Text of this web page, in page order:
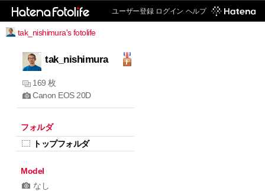
ユーザー登録 ログイン ヘルプ
tak_nishimura's fotolife
tak_nishimura
169 枚
Canon EOS 20D
フォルダ
トップフォルダ
Model
なし